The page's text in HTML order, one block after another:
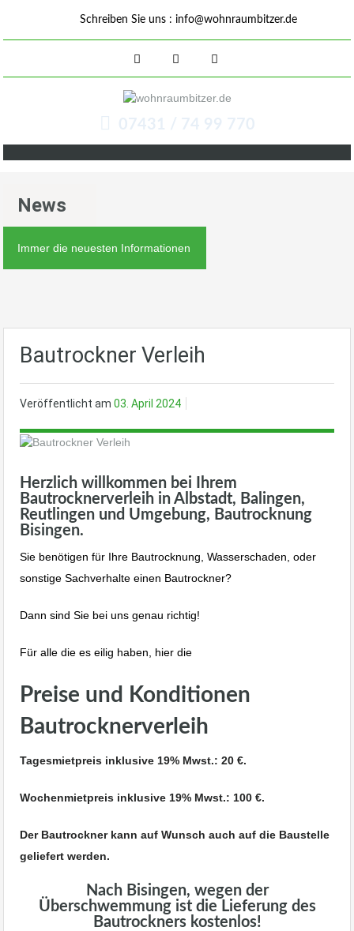
Schreiben Sie uns : info@wohnraumbitzer.de
07431 / 74 99 770
News
Immer die neuesten Informationen
Bautrockner Verleih
Veröffentlicht am 03. April 2024
Herzlich willkommen bei Ihrem
Bautrocknerverleih in Albstadt, Balingen,
Reutlingen und Umgebung, Bautrocknung
Bisingen.
Sie benötigen für Ihre Bautrocknung, Wasserschaden, oder
sonstige Sachverhalte einen Bautrockner?
Dann sind Sie bei uns genau richtig!
Für alle die es eilig haben, hier die
Preise und Konditionen
Bautrocknerverleih
Tagesmietpreis inklusive 19% Mwst.: 20 €.
Wochenmietpreis inklusive 19% Mwst.: 100 €.
Der Bautrockner kann auf Wunsch auch auf die Baustelle
geliefert werden.
Nach Bisingen, wegen der
Überschwemmung ist die Lieferung des
Bautrockners kostenlos!